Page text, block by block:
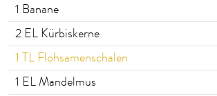
1 Banane
2 EL Kürbiskerne
1 TL Flohsamenschalen
1 EL Mandelmus